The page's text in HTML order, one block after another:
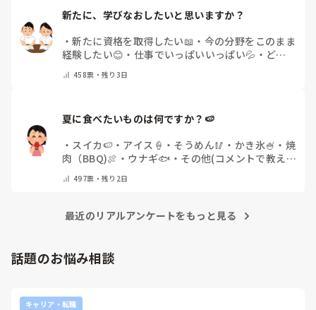
新たに、学びなおしたいと思いますか？
・新たに資格を取得したい📖 ・ 今の分野をこのまま
経験したい😊 ・ 仕事でいっぱいいっぱい💦 ・ どん
な自分になりたいか探し中🧐
教えてください）
458票・残り3日
夏に食べたいものは何ですか？🍉
・ スイカ🍉 ・ アイス🍦 ・ そうめん🥢 ・ かき氷🍧 ・ 焼
肉（BBQ)🍖 ・ ウナギ🐟 ・ その他(コメントで教え
てください)
497票・残り2日
最近のリアルアンケートをもっと見る
話題のお悩み相談
キャリア・転職